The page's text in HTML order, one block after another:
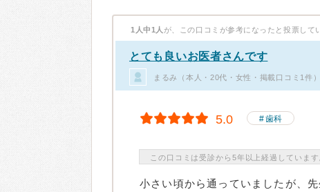
1人中1人 が、この口コミが参考になったと投票して
とても良いお医者さんです
まるみ（本人・20代・女性・掲載口コミ1件）
5.0 歯科
この口コミは受診から5年以上経過しています
小さい頃から通っていましたが、